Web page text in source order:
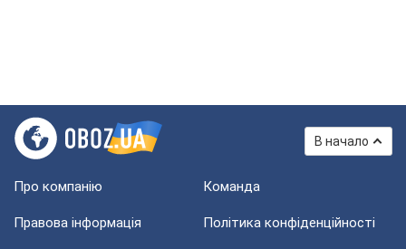
В начало
Про компанію Команда
Правова інформація Політика конфіденційності